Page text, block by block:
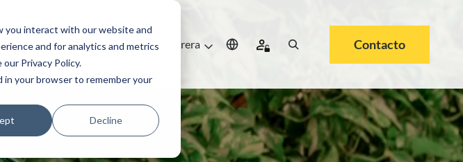
you interact with our website and
and for analytics and metrics
Privacy Policy.
in your browser to remember your
Decline
Acerca de Carrera Contacto